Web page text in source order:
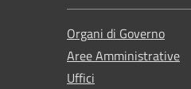
Organi di Governo
Aree Amministrative
Uffici